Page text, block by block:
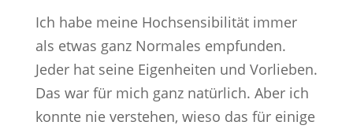
Ich habe meine Hochsensibilität immer
als etwas ganz Normales empfunden.
Jeder hat seine Eigenheiten und Vorlieben.
Das war für mich ganz natürlich. Aber ich
konnte nie verstehen, wieso das für einige